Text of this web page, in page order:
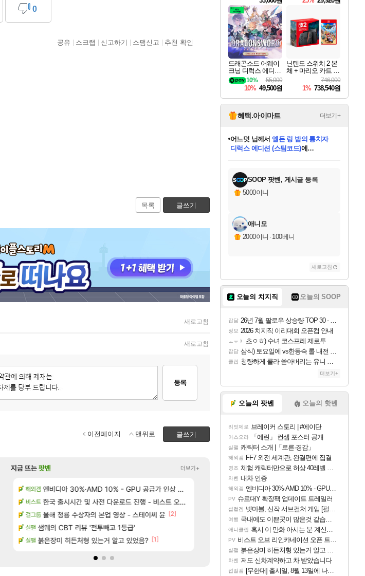
0
공유 스크랩 신고하기 스팸신고 추천 확인
목록 글쓰기
새로고침
새로고침
등록
글쓰기
이전페이지 맨위로
로아 ㅇㅂ) 로사단: 아니 퍼클팟 너무 심하네 예의가 없어(?)
[56]
로아 우주최초 보스가 낙사하는 게임 [94]
검은사막 (추가) 이건 어떻게 해석해야 되나 [39]
SOL 라이트닝무한비약관련 [5]
로아 ㅇㅂ) 쫀지 채팅창 ㅋㅋㅋㅋㅋㅋㅋㅋㅋㅋㅋ [45]
쫀지 실시간 [41]
와 퍼클나왔당
[61]
ㅋㅋ 올만에 패키지값 안아깝 [2] [42]
완갑 이새끼 뭐임?
[33]
노말 클 45분컷 [63]
지금 뜨는팟벤 더보기+
해외겜 엔비디아 30%·AMD 10% - GPU 공급가 인상 보도
비스트 한국 출시시간 및 사전 다운로드 진행 - 비스트 오브 리인카네이션
걸그룹 올해 청룡 수상자의 본업 영상 - 스테이씨 윤 [2]
실팰 샘웨의 CBT 리뷰 '전투빼고 1등급'
실팰 붉은장미 히든처형 있는거 알고 있었음? [1]
내차 인증 [2]
나혼렙 과부하 한정 아니다! 정예림, 화속성 서포터 세대
라이자 AI 채팅 RPG 게임 [RyzaChat: AI]
로스트아크 죽음의 계율자, 벨가르딘 티저
TCGP 이로치 메가가디안 ex구해요 [2]
드래곤소드 어웨이
크닝 디럭스 에디션
DragonSword Awake
ning Deluxe Edition
55,000
10%
10% 49,500원
닌텐도 스위치 2 본
체 + 마리오 카트 월
746,000
1% 738,540원
혜택.아이마트 더보기+
당첨되셨습니다.
당첨되셨습니다.
어느덧 님께서엘든 링 밤의 통치자
디럭스 에디션 (스팀코드)에
당첨되셨습니다.
에디션 (스팀코드) 를 교환.
당첨되셨습니다.
당첨되셨습니다.
당첨되셨습니다.
당첨되셨습니다.
SOOP 팟벤, 게시글 등록
5000이니
애니모
2000이니 · 100베니
새로고침
오늘의 치지직 오늘의 SOOP
잡담 26년 7월 팔로우 상승량 TOP 30 - 월간 치지직
정보 2026 치지직 이리대회 오픈컵 안내
ㅗㅜㅑ 초ㅇㅎ) 수녀 코스프레 제로투
잡담 삼식) 토요일에 vs한동숙 롤 내전 예정
클립 청량하게 콜라 쏟아버리는 유니 ㅋㅋㅋ
더보기+
오늘의 팟벤 오늘의 핫벤
리밋제로 브레이커 스토리 | #에이단
아스오라 「에린」 컨셉 포스터 공개
실팰 캐릭터 소개 |「로른·경감」
해외겜 FF7 외전 세계관, 완결편에 집결
명조 체험 캐릭터만으로 허상 40레벨 하이와티아 5분 컷!｜에이메스·린네·모니에 명함
차벤 내차 인증
해외겜 엔비디아 30%·AMD 10% - GPU 공급가 인상 보도
PV 슈로대Y 확장팩 업데이트 트레일러
섭컬겜 넷마블, 신작 서브컬쳐 게임 [펄 인 블루] 티저 사이트 오픈
여행 국내에도 이쁜곳이 많은것 같습니다
애니클립 혹시 이 만화 아시는 분 계신가요
PV 비스트 오브 리인카네이션 오픈 트레일러
실팰 붉은장미 히든처형 있는거 알고 있었음?
차벤 저도 신차계약하고 차 받았습니다
섭컬겜 [무한대] 출시일, 8월 13일에 나오나